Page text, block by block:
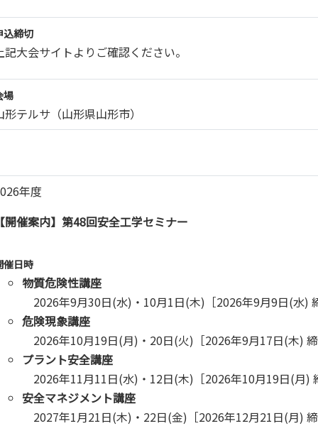
込締切
記大会サイトよりご確認ください。
場
形テルサ（山形県山形市）
年度
【開催案内】第48回安全工学セミナー
催日時
物質危険性講座
2026年9月30日(水)・10月1日(木)［2026年9月9日(水)
危険現象講座
2026年10月19日(月)・20日(火)［2026年9月17日(木)
プラント安全講座
2026年11月11日(水)・12日(木)［2026年10月19日(月)
安全マネジメント講座
2027年1月21日(木)・22日(金)［2026年12月21日(月)